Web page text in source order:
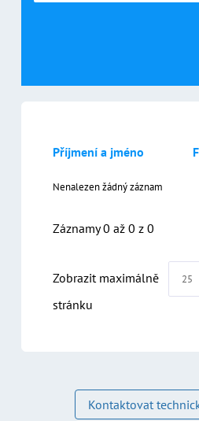
Příjmení a jméno
Nenalezen žádný záznam
Záznamy 0 až 0 z 0
Kontaktovat